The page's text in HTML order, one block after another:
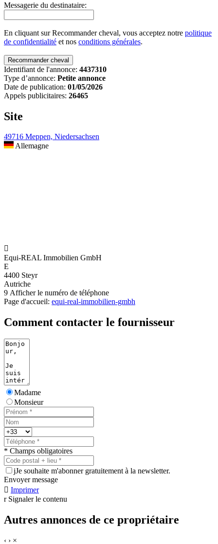
Messagerie du destinataire:
En cliquant sur Recommander cheval, vous acceptez notre politique
de confidentialité et nos conditions générales.
Identifiant de l'annonce: 4437310
Type d’annonce: Petite annonce
Date de publication: 01/05/2026
Appels publicitaires: 26465
Site
49716 Meppen, Niedersachsen
Allemagne

Equi-REAL Immobilien GmbH
E
4400 Steyr
Autriche
9 Afficher le numéro de téléphone
Page d'accueil: equi-real-immobilien-gmbh
Comment contacter le fournisseur
Madame
Monsieur
* Champs obligatoires
jJe souhaite m'abonner gratuitement à la newsletter.
Envoyer message
 Imprimer
r Signaler le contenu
Autres annonces de ce propriétaire
‹ › ×